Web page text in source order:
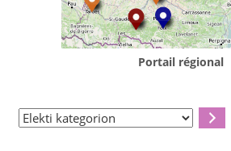
Portail régional
Elekti